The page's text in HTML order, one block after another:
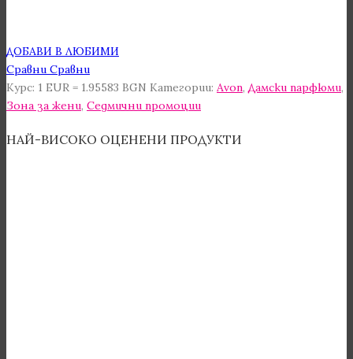
ДОБАВИ В ЛЮБИМИ
Сравни Сравни
Курс: 1 EUR = 1.95583 BGN Категории: Avon,Дамски парфюми,
Зона за жени, Седмични промоции
НАЙ-ВИСОКО ОЦЕНЕНИ ПРОДУКТИ